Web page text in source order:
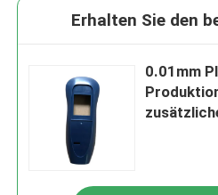
Erhalten Sie den
0.01mm